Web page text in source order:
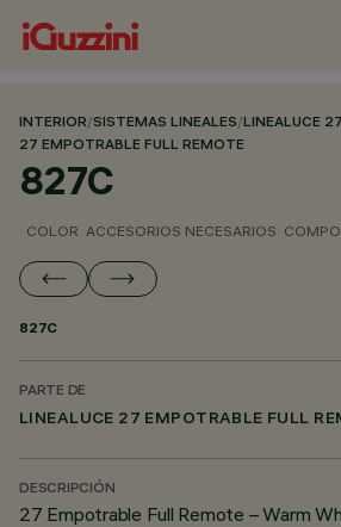
INTERIOR/SISTEMAS LINEALES/LINEALUCE 27
27 EMPOTRABLE FULL REMOTE
827C
COLOR ACCESORIOS NECESARIOS
827C
PARTE DE
LINEALUCE 27 EMPOTRABLE FULL
DESCRIPCIÓN
27 Empotrable Full Remote – Warm